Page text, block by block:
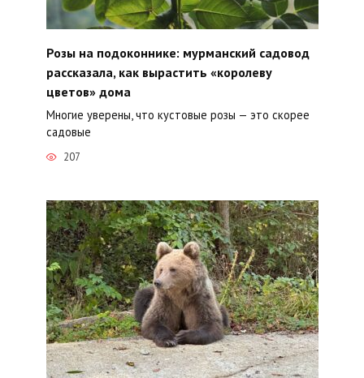
Розы на подоконнике: мурманский садовод
рассказала, как вырастить «королеву
цветов» дома
Многие уверены, что кустовые розы — это скорее
садовые
207